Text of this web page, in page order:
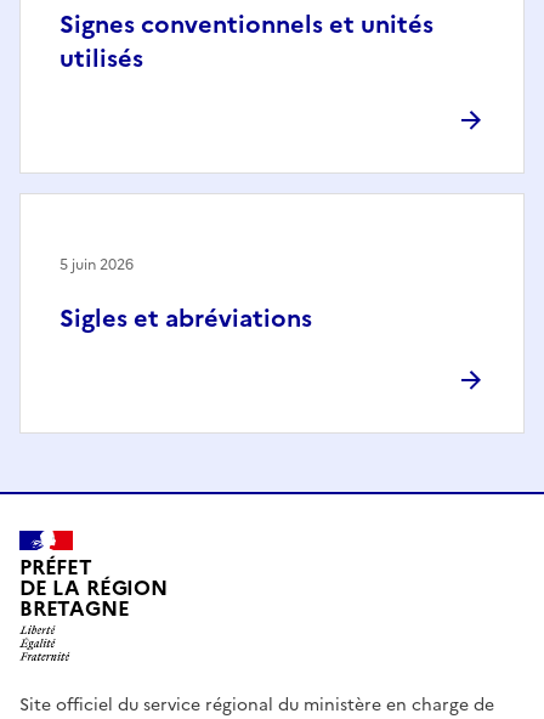
Signes conventionnels et unités
utilisés
Sigles et abréviations
5 juin 2026
PRÉFET
DE LA RÉGION
BRETAGNE
Site officiel du service régional du ministère en charge de